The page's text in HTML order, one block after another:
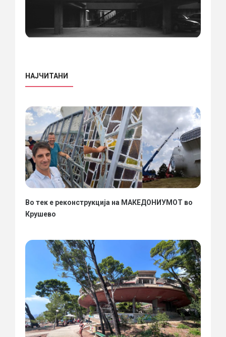
НАЈЧИТАНИ
Во тек е реконструкција на МАКЕДОНИУМОТ во
Крушево